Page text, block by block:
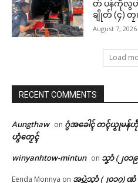
တ် ပန်ကဵုလွဟ်
ချိုတ် (၄) တၠ
August 7, 2026
Load
RECENT COMMENTS
Aungthaw on ဂွံအခေါၚ် တၚ်ယၟုမန်ဟီု
ဟွံတၟေၚ်
winyanhtow-mintun on သၞာံ (၂၀၁
Eenda Monnya on အပ္ဍဲသၞာံ (၂၀၁၇)